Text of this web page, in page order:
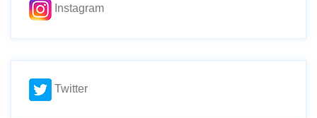
Instagram
Twitter